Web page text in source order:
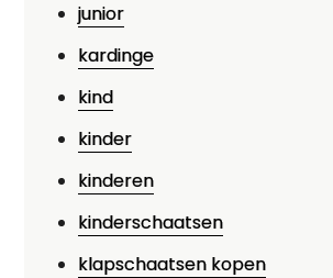
junior
kardinge
kind
kinder
kinderen
kinderschaatsen
klapschaatsen kopen